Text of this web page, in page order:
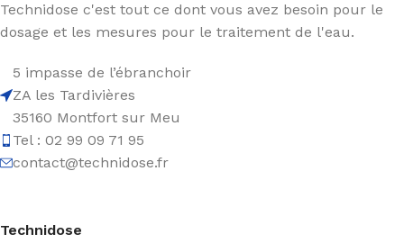
Technidose c'est tout ce dont vous avez besoin pour le
dosage et les mesures pour le traitement de l'eau.
5 impasse de l’ébranchoir
ZA les Tardivières
35160 Montfort sur Meu
Tel : 02 99 09 71 95
contact@technidose.fr
Technidose